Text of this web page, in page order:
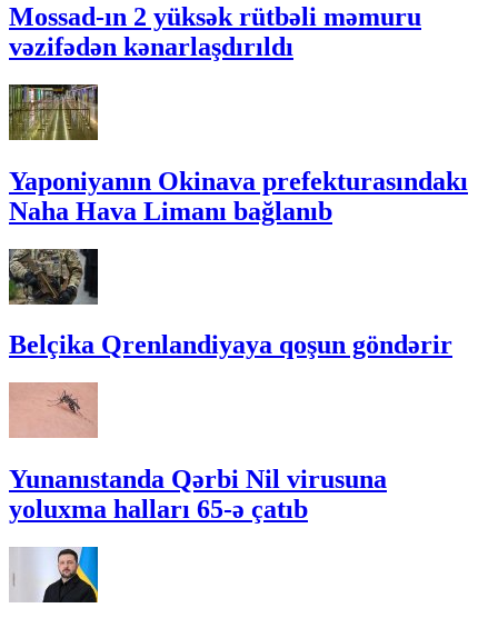
Mossad-ın 2 yüksək rütbəli məmuru
vəzifədən kənarlaşdırıldı
Yaponiyanın Okinava prefekturasındakı
Naha Hava Limanı bağlanıb
Belçika Qrenlandiyaya qoşun göndərir
Yunanıstanda Qərbi Nil virusuna
yoluxma halları 65-ə çatıb